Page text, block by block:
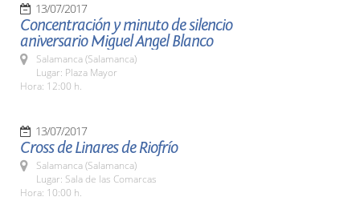
13/07/2017
Concentración y minuto de silencio
aniversario Miguel Angel Blanco
Salamanca (Salamanca)
Lugar: Plaza Mayor
Hora: 12:00 h.
13/07/2017
Cross de Linares de Riofrío
Salamanca (Salamanca)
Lugar: Sala de las Comarcas
Hora: 10:00 h.